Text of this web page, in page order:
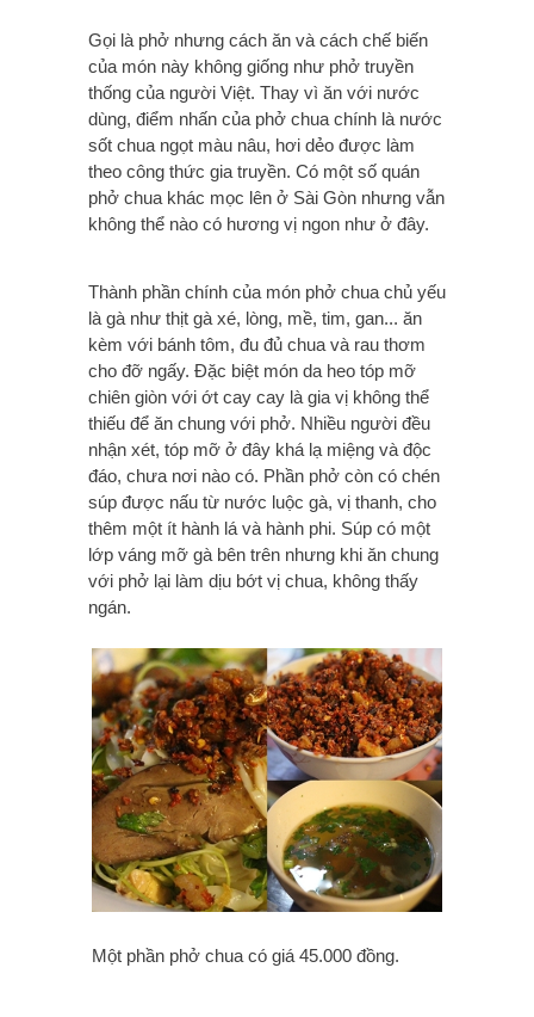
Gọi là phở nhưng cách ăn và cách chế biến
của món này không giống như phở truyền
thống của người Việt. Thay vì ăn với nước
dùng, điểm nhấn của phở chua chính là nước
sốt chua ngọt màu nâu, hơi dẻo được làm
theo công thức gia truyền. Có một số quán
phở chua khác mọc lên ở Sài Gòn nhưng vẫn
không thể nào có hương vị ngon như ở đây.
Thành phần chính của món phở chua chủ yếu
là gà như thịt gà xé, lòng, mề, tim, gan... ăn
kèm với bánh tôm, đu đủ chua và rau thơm
cho đỡ ngấy. Đặc biệt món da heo tóp mỡ
chiên giòn với ớt cay cay là gia vị không thể
thiếu để ăn chung với phở. Nhiều người đều
nhận xét, tóp mỡ ở đây khá lạ miệng và độc
đáo, chưa nơi nào có. Phần phở còn có chén
súp được nấu từ nước luộc gà, vị thanh, cho
thêm một ít hành lá và hành phi. Súp có một
lớp váng mỡ gà bên trên nhưng khi ăn chung
với phở lại làm dịu bớt vị chua, không thấy
ngán.
Một phần phở chua có giá 45.000 đồng.